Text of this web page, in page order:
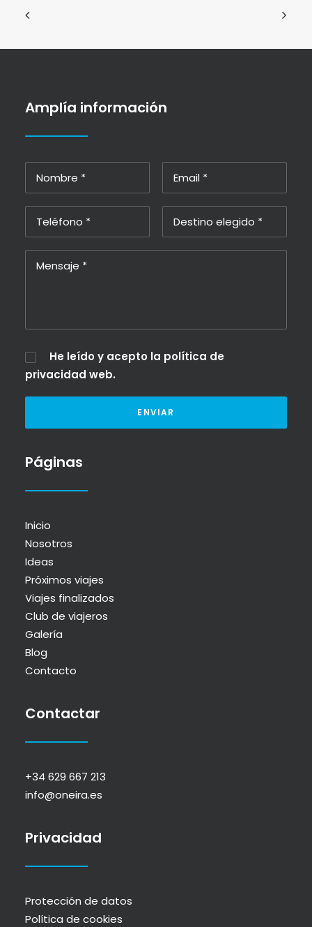
Amplía información
He leído y acepto la política de
privacidad web.
Páginas
Inicio
Nosotros
Ideas
Próximos viajes
Viajes finalizados
Club de viajeros
Galería
Blog
Contacto
Contactar
+34 629 667 213
info@oneira.es
Privacidad
Protección de datos
Política de cookies